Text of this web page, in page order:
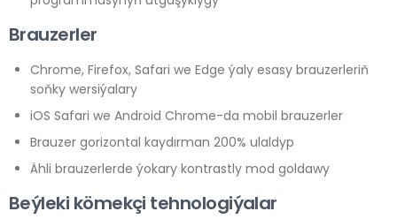
Brauzerler
Chrome, Firefox, Safari we Edge ýaly esasy brauzerleriň
soňky wersiýalary
iOS Safari we Android Chrome-da mobil brauzerler
Brauzer gorizontal kaydırman 200% ulaldyp
Ähli brauzerlerde ýokary kontrastly mod goldawy
Beýleki kömekçi tehnologiýalar